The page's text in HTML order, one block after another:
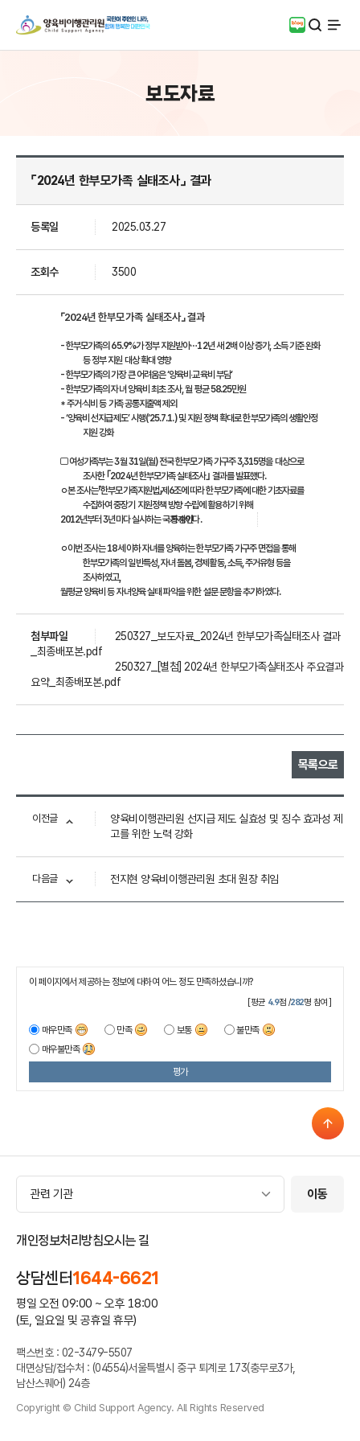
블로그검색
전체
보도자료
⌜2024년 한부모가족 실태조사⌟ 결과
등록일 2025.03.27
조회수 3500
⌜2024년 한부모가족 실태조사⌟ 결과
- 한부모가족의 65.9%가 정부 지원받아…12년 새 2배 이상 증가, 소득 기준 완화
등 정부 지원 대상 확대 영향
- 한부모가족의 가장 큰 어려움은 ‘양육비‧교육비 부담’
- 한부모가족의 자녀 양육비 최초 조사, 월 평균 58.25만원
* 주거‧식비 등 가족 공통지출액 제외
- ‘양육비 선지급제도’ 시행(‘25.7.1.) 및 지원 정책 확대로 한부모가족의 생활안정
지원 강화
□ 여성가족부는 3월 31일(월) 전국 한부모가족 가구주 3,315명을 대상으로
조사한 ｢2024년 한부모가족 실태조사｣ 결과를 발표했다.
ㅇ본 조사는「한부모가족지원법」제6조에 따라 한부모가족에 대한 기초자료를
수집하여 중장기 지원정책 방향 수립에 활용하기 위해
2012년부터 3년마다 실시하는 국가 승인
통계이다.
ㅇ이번 조사는 18세 이하 자녀를 양육하는 한부모가족 가구주 면접을 통해
한부모가족의 일반특성, 자녀 돌봄, 경제활동, 소득, 주거유형 등을
조사하였고,
월평균 양육비 등 자녀양육 실태 파악을 위한 설문 문항을 추가하였다.
첨부파일
250327_보도자료_2024년 한부모가족실태조사 결과
_최종배포본.pdf
250327_[별첨] 2024년 한부모가족실태조사 주요결과
요약_최종배포본.pdf
목록으로
이전글
양육비이행관리원 선지급 제도 실효성 및 징수 효과성 제
고를 위한 노력 강화
다음글 전지현 양육비이행관리원 초대 원장 취임
이 페이지에서 제공하는 정보에 대하여 어느 정도 만족하셨습니까?
[평균 4.9점 /282명 참여]
매우만족 만족 보통
불만족
매우불만족
평가
관련 기관
관련 기관 이동
개인정보처리방침오시는 길
상담센터1644-6621
평일 오전 09:00 ~ 오후 18:00
(토, 일요일 및 공휴일 휴무)
대면상담/접수처 : (04554)서울특별시 중구 퇴계로 173(충무로3가,
남산스퀘어) 24층
팩스번호 : 02-3479-5507
Copyright © Child Support Agency. All Rights Reserved